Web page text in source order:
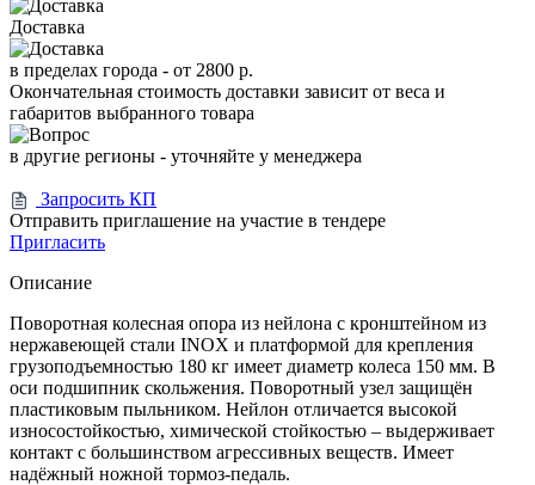
Доставка
в пределах города - от 2800 р.
Окончательная стоимость доставки зависит от веса и
габаритов выбранного товара
в другие регионы - уточняйте у менеджера
Запросить КП
Отправить приглашение на участие в тендере
Пригласить
Описание
Поворотная колесная опора из нейлона с кронштейном из
нержавеющей стали INOX и платформой для крепления
грузоподъемностью 180 кг имеет диаметр колеса 150 мм. В
оси подшипник скольжения. Поворотный узел защищён
пластиковым пыльником. Нейлон отличается высокой
износостойкостью, химической стойкостью – выдерживает
контакт с большинством агрессивных веществ. Имеет
надёжный ножной тормоз-педаль.